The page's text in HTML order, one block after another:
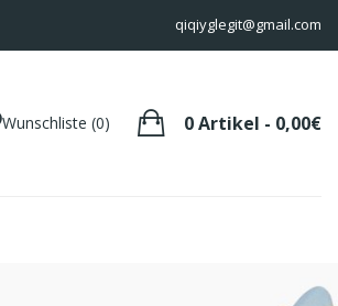
qiqiyglegit@gmail.com
Wunschliste (0) 0 Artikel - 0,00€